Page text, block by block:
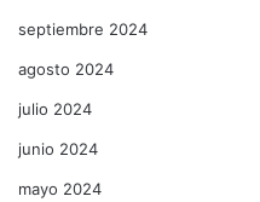
septiembre 2024
agosto 2024
julio 2024
junio 2024
mayo 2024